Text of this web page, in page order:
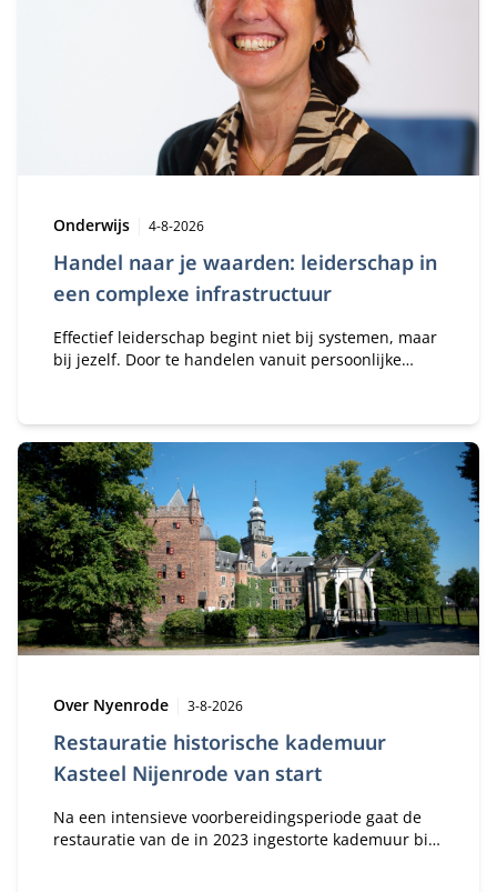
Handel naar je waarden: leiderschap in
een complexe infrastructuur
Type:
Onderwijs Publicatiedatum:
4-8-2026
Effectief leiderschap begint niet bij systemen, maar
bij jezelf. Door te handelen vanuit persoonlijke
Restauratie historische kademuur
Kasteel Nijenrode van start
Type:
Over Nyenrode Publicatiedatum:
3-8-2026
Na een intensieve voorbereidingsperiode gaat de
restauratie van de in 2023 ingestorte kademuur bij